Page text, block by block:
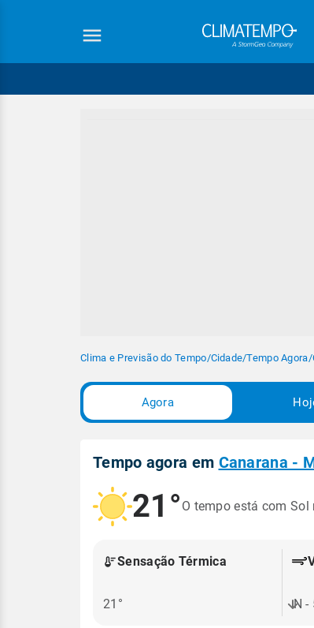
Clima e Previsão do Tempo/Cidade/Tempo Agora/
Agora
Tempo agora em Canarana -
21° O tempo está com Sol
Sensação Térmica
21° N -